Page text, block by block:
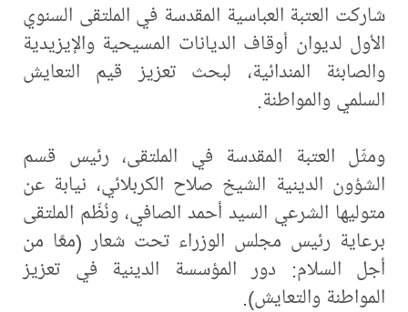
شاركت العتبة العباسية المقدسة في الملتقى السنوي
الأول لديوان أوقاف الديانات المسيحية والإيزيدية
والصابئة المندائية، لبحث تعزيز قيم التعايش
السلمي والمواطنة.
ومثّل العتبة المقدسة في الملتقى، رئيس قسم
الشؤون الدينية الشيخ صلاح الكربلائي، نيابة عن
متوليها الشرعي السيد أحمد الصافي، ونُظّم الملتقى
برعاية رئيس مجلس الوزراء تحت شعار (معًا من
أجل السلام: دور المؤسسة الدينية في تعزيز
المواطنة والتعايش).